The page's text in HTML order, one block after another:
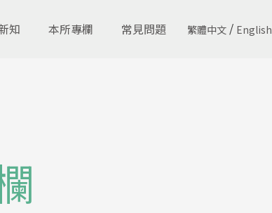
知 本所專欄 常見問題 繁體中文 / English